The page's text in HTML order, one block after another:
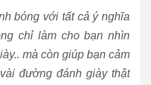
bóng với tất cả ý nghĩa
chỉ làm cho bạn nhìn
mà còn giúp bạn cảm
đường đánh giày thật